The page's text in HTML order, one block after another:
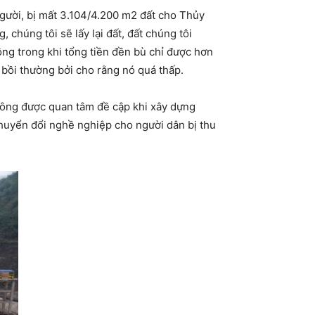
bị mất 3.104/4.200 m2 đất cho Thủy
chúng tôi sẽ lấy lại đất, đất chúng tôi
trong khi tổng tiền đền bù chỉ được hơn
thường bởi cho rằng nó quá thấp.
được quan tâm đề cập khi xây dựng
đổi nghề nghiệp cho người dân bị thu